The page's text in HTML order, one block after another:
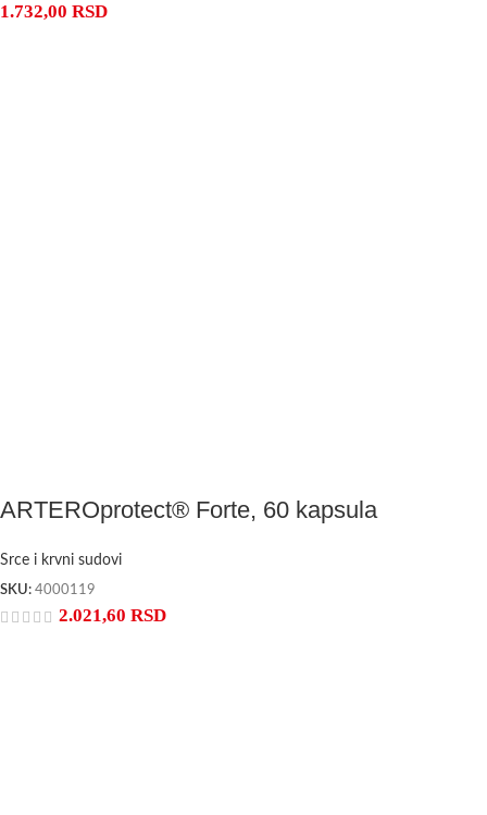
1.732,00 RSD
ARTEROprotect® Forte, 60 kapsula
Srce i krvni sudovi
SKU: 4000119
2.021,60 RSD